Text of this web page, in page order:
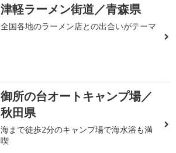
津軽ラーメン街道／青森県
全国各地のラーメン店との出合いがテーマ
御所の台オートキャンプ場／
秋田県
海まで徒歩2分のキャンプ場で海水浴も満
喫